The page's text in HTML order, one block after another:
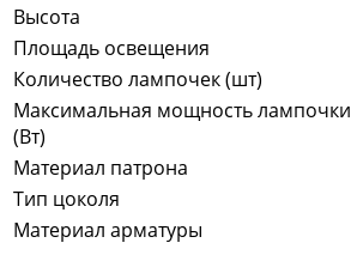
Высота
Площадь освещения
Количество лампочек (шт)
Максимальная мощность лампочки
(Вт)
Материал патрона
Тип цоколя
Материал арматуры